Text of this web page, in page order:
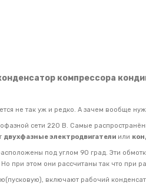
компрессора
не так уж и редко. А зачем вообще
сети 220 В. Самые
двухфазные электродвигатели или
под углом 90 град. Эти
при этом они рассчитаны так что при
включают рабочий